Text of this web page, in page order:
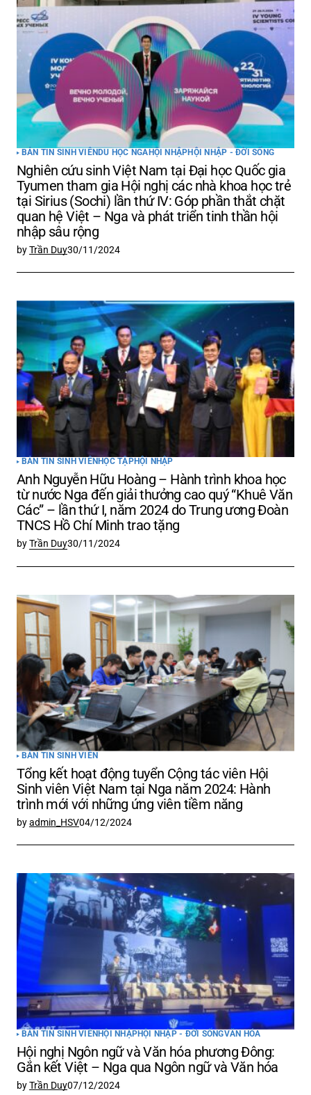
BẢN TIN SINH VIÊN DU HỌC NGA HỘI NHẬPHỘI NHẬP - ĐỜI SỐNG
Nghiên cứu sinh Việt Nam tại Đại học Quốc gia
Tyumen tham gia Hội nghị các nhà khoa học trẻ
tại Sirius (Sochi) lần thứ IV: Góp phần thắt chặt
quan hệ Việt – Nga và phát triển tinh thần hội
nhập sâu rộng
byTrần Duy30/11/2024
BẢN TIN SINH VIÊN HỌC TẬPHỘI NHẬP
Anh Nguyễn Hữu Hoàng – Hành trình khoa học
từ nước Nga đến giải thưởng cao quý “Khuê Văn
Các” – lần thứ I, năm 2024 do Trung ương Đoàn
TNCS Hồ Chí Minh trao tặng
byTrần Duy30/11/2024
BẢN TIN SINH VIÊN
Tổng kết hoạt động tuyển Cộng tác viên Hội
Sinh viên Việt Nam tại Nga năm 2024: Hành
trình mới với những ứng viên tiềm năng
byadmin_HSV04/12/2024
BẢN TIN SINH VIÊNHỘI NHẬPHỘI NHẬP - ĐỜI SỐNGVĂN HÓA
Hội nghị Ngôn ngữ và Văn hóa phương Đông:
Gắn kết Việt – Nga qua Ngôn ngữ và Văn hóa
byTrần Duy07/12/2024